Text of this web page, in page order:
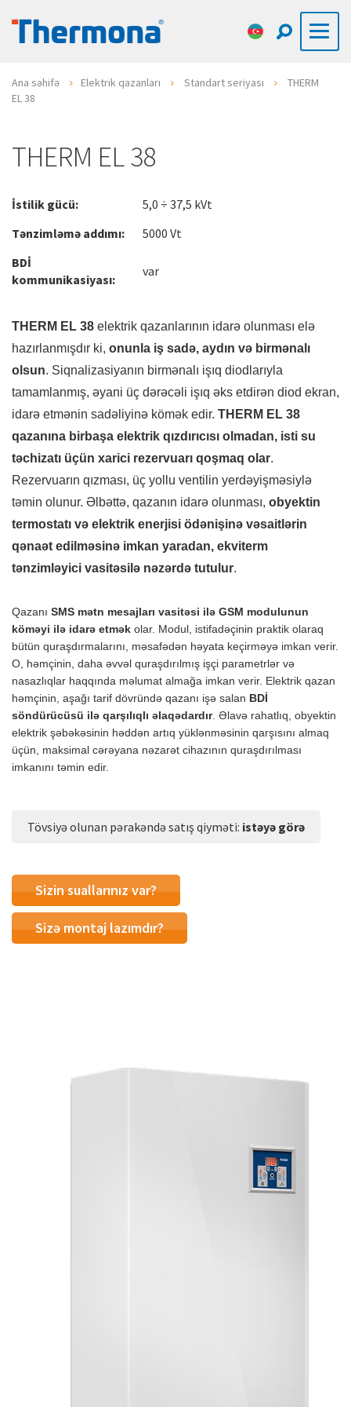
Ana səhifə Elektrik qazanları Standart seriyası
THERM
EL 38
THERM EL 38
İstilik gücü:
5,0 ÷ 37,5 kVt
Tənzimləmə addımı:
5000 Vt
BDİ
kommunikasiyası:
var
THERM EL 38 elektrik qazanlarının idarə olunması elə
hazırlanmışdır ki, onunla iş sadə, aydın və birmənalı
olsun. Siqnalizasiyanın birmənalı işıq diodlarıyla
tamamlanmış, əyani üç dərəcəli işıq əks etdirən diod ekran,
idarə etmənin sadəliyinə kömək edir. THERM EL 38
qazanına birbaşa elektrik qızdırıcısı olmadan, isti su
təchizatı üçün xarici rezervuarı qoşmaq olar.
Rezervuarın qızması, üç yollu ventilin yerdəyişməsiylə
təmin olunur. Əlbəttə, qazanın idarə olunması, obyektin
termostatı və elektrik enerjisi ödənişinə vəsaitlərin
qənaət edilməsinə imkan yaradan, ekviterm
tənzimləyici vasitəsilə nəzərdə tutulur.
Qazanı SMS mətn mesajları vasitəsi ilə GSM modulunun
köməyi ilə idarə etmək olar. Modul, istifadəçinin praktik olaraq
bütün quraşdırmalarını, məsafədən həyata keçirməyə imkan verir.
O, həmçinin, daha əvvəl quraşdırılmış işçi parametrlər və
nasazlıqlar haqqında məlumat almağa imkan verir. Elektrik qazan
həmçinin, aşağı tarif dövründə qazanı işə salan BDİ
söndürücüsü ilə qarşılıqlı əlaqədardır. Əlavə rahatlıq, obyektin
elektrik şəbəkəsinin həddən artıq yüklənməsinin qarşısını almaq
üçün, maksimal cərəyana nəzarət cihazının quraşdırılması
imkanını təmin edir.
Tövsiyə olunan pərakəndə satış qiyməti: istəyə görə
Sizin suallarınız var?
Sizə montaj lazımdır?